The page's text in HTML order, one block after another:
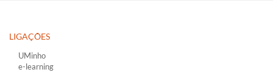
LIGAÇÕES​
UMinho
e-learning